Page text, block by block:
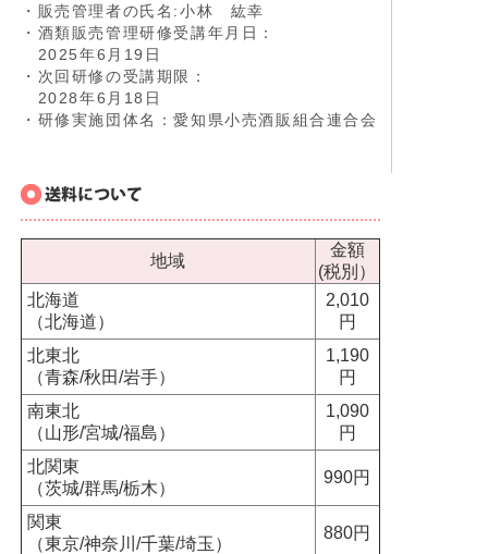
・販売管理者の氏名:小林 紘幸
・酒類販売管理研修受講年月日：
2025年6月19日
・次回研修の受講期限：
2028年6月18日
・研修実施団体名：愛知県小売酒販組合連合会
地域
金額
(税別）
北海道
（北海道）
2,010
円
北東北
（青森/秋田/岩手）
1,190
円
南東北
（山形/宮城/福島）
1,090
円
北関東
（茨城/群馬/栃木）
990円
関東
（東京/神奈川/千葉/埼玉）
880円